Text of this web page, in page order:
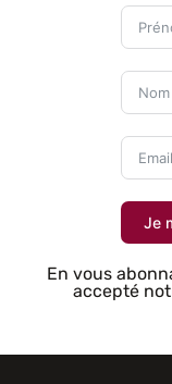
Je
En vous
accepté